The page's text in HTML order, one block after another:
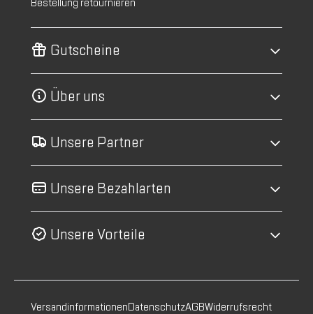
Gutscheine
Über uns
Unsere Partner
Unsere Bezahlarten
Unsere Vorteile
VersandinformationenDatenschutzAGBWiderrufsrecht